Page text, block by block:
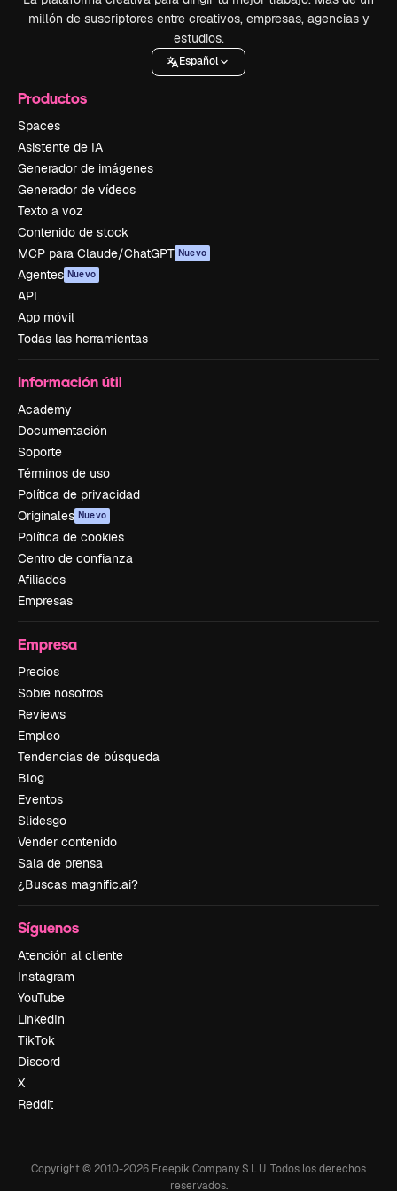
millón de suscriptores entre creativos, empresas, agencias y
estudios.
Español
Productos
Spaces
Asistente de IA
Generador de imágenes
Generador de vídeos
Texto a voz
Contenido de stock
MCP para Claude/ChatGPT Nuevo
Agentes Nuevo
API
App móvil
Todas las herramientas
Información útil
Academy
Documentación
Soporte
Términos de uso
Política de privacidad
Originales Nuevo
Política de cookies
Centro de confianza
Afiliados
Empresas
Empresa
Precios
Sobre nosotros
Reviews
Empleo
Tendencias de búsqueda
Blog
Eventos
Slidesgo
Vender contenido
Sala de prensa
¿Buscas magnific.ai?
Síguenos
Atención al cliente
Instagram
YouTube
LinkedIn
TikTok
Discord
X
Reddit
Copyright © 2010-2026 Freepik Company S.L.U.Todos los derechos
reservados.